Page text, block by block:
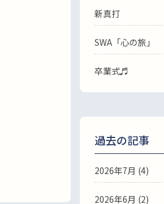
新真打
SWA「心の旅」
卒業式♬
過去の記事
2026年7月 (4)
2026年6月 (2)